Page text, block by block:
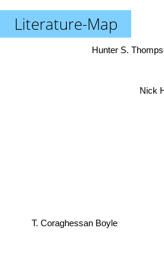
Literature-Map
Nick
Hunter S.